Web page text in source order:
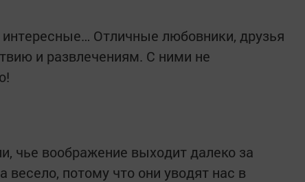
Отличные любовники, друзья
и развлечениям. С ними не
чье воображение выходит далеко за
потому что они уводят нас в